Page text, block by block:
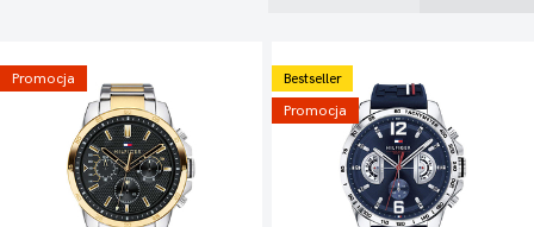
dziesięć. Z upływem czasu pod marką Tommy Hilfiger poza
ubraniami były sprzedawane perfumy, biżuteria oraz zegarki.
Promocja
Bestseller
Promocja